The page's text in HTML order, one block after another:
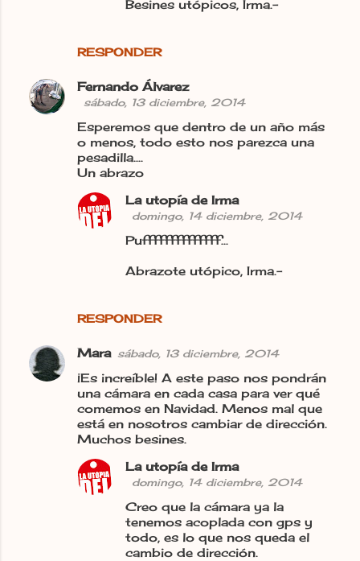
RESPONDER
Besines utópicos, Irma.-
Fernando Álvarez
sábado, 13 diciembre, 2014
Esperemos que dentro de un año más
o menos, todo esto nos parezca una
pesadilla....
Un abrazo
RESPONDER
La utopía de Irma
domingo, 14 diciembre, 2014
Puffffffffffffff...
Abrazote utópico, Irma.-
Mara sábado, 13 diciembre, 2014
¡Es increíble! A este paso nos pondrán
una cámara en cada casa para ver qué
comemos en Navidad. Menos mal que
está en nosotros cambiar de dirección.
Muchos besines.
La utopía de Irma
domingo, 14 diciembre, 2014
Creo que la cámara ya la
tenemos acoplada con gps y
todo, es lo que nos queda el
cambio de dirección.